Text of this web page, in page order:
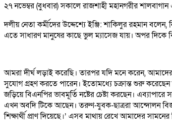
২৭ নভেম্বর (বুধবার) সকালে রাজশাহী মহানগরীর
দলীয় নেতা কর্মীদের উদ্দেশ্যে ইঞ্জি: শাকিলুর রহমান বলেন,
এতে সাধারণ মানুষের কাছে ভুল ম্যাসেজ যায়। অপর দিকে
আমরা দীর্ঘ লড়াই করেছি। তারপর যদি মনে করেন,
সুযোগ গ্রহণ করতে পারেন। ইতোমধ্যে চক্রান্ত শুরু করেছেন
জড়িয়ে বিএনপির ভাবমূর্তি নষ্টের চেষ্টা করছেন।
এখন অবদি টিকে আছেন। তরুণ-যুবক-ছাত্ররা আন্দোলন
শিক্ষার্থী প্রাণ দিয়েছে।’ এসব মাথায় রেখে আমাদের